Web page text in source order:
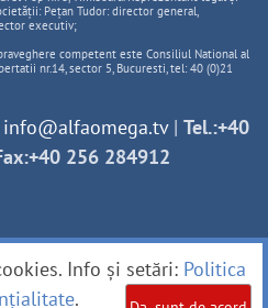
Pețan Tudor: director general,
executiv;
competent este Consiliul National al
nr.14, sector 5, Bucuresti, tel: 40 (0)21
info@alfaomega.tv| Tel.:+40
256 284912
Info și setări: Politica
.